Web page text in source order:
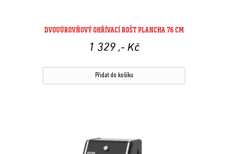
DVOUÚROVŇOVÝ OHŘÍVACÍ ROŠT PLANCHA 76 CM
1 329 ,- Kč
Přidat do košíku